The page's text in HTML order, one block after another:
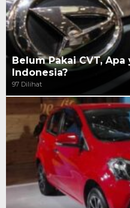
Belum Pakai CVT,
Indonesia?
97 Dilihat